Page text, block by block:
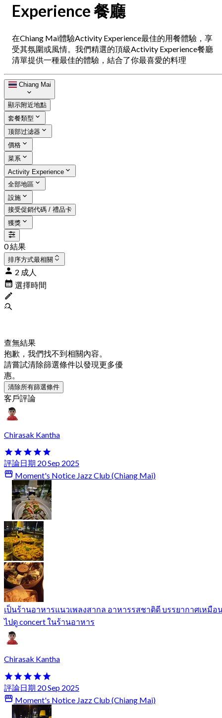
Experience 餐廳
在Chiang Mai體驗Activity Experience最佳的用餐體驗，享
受其氛圍或風情。我們精選的頂級Activity Experience餐廳
清單提供一種最佳的體驗，結合了你最喜愛的料理
Chiang Mai
顯示附近地點
套餐類型
顶部过滤器
價格
菜系
Activity Experience
全部地區
設施
接受促銷代碼 / 禮品卡
獲獎
0 結果
排序方式最相關
2 成人
選擇時間
查無結果
抱歉，我們找不到相關內容。
請嘗試清除篩選條件以發現更多優
惠。
清除所有篩選條件
客戶評論
Chirasak Kantha
評論日期 20 Sep 2025
Moment's Notice Jazz Club (Chiang Mai)
เป็นร้านอาหารแนวเพลงสากล อาหารรสชาติดี บรรยากาศเหมือ
ไปดู concert ในร้านอาหาร
Chirasak Kantha
評論日期 20 Sep 2025
Moment's Notice Jazz Club (Chiang Mai)